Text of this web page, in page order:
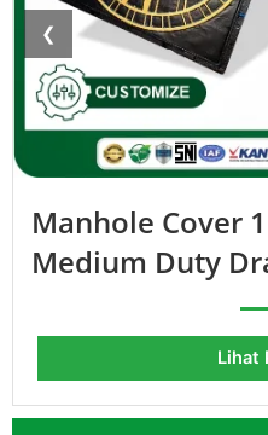
❮
Manhole Cover
Medium Duty
Lihat